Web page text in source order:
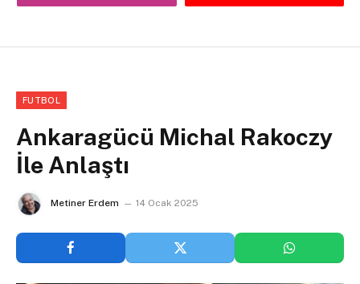
FUTBOL
Ankaragücü Michal Rakoczy
İle Anlaştı
Metiner Erdem 14 Ocak 2025